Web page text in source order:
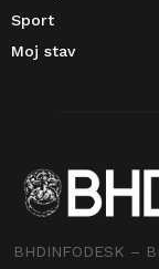
Sport
Moj stav
BHDINFODESK –